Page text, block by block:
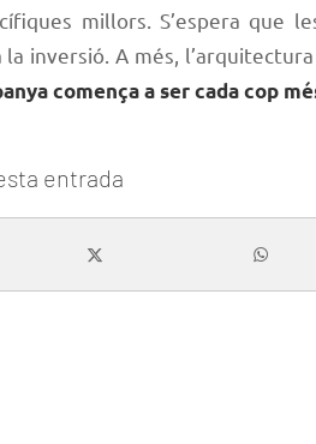
millors. S’espera que
inversió. A més,
comença a ser cada cop
entrada